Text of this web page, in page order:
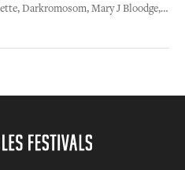
, Darkromosom, Mary J Bloodge, Von